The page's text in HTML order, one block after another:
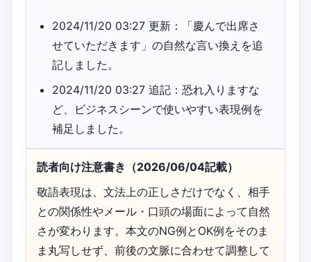
2024/11/20 03:27 更新：「慶んで出席さ
せていただきます」の自然な言い換えを追
記しました。
2024/11/20 03:27 追記：恐れ入りますな
ど、ビジネスシーンで使いやすい表現例を
補足しました。
読者向け注意書き（2026/06/04記載）
敬語表現は、文法上の正しさだけでなく、相手
との関係性やメール・口頭の場面によって自然
さが変わります。本文のNG例とOK例をそのま
ま丸写しせず、前後の文脈に合わせて調整して